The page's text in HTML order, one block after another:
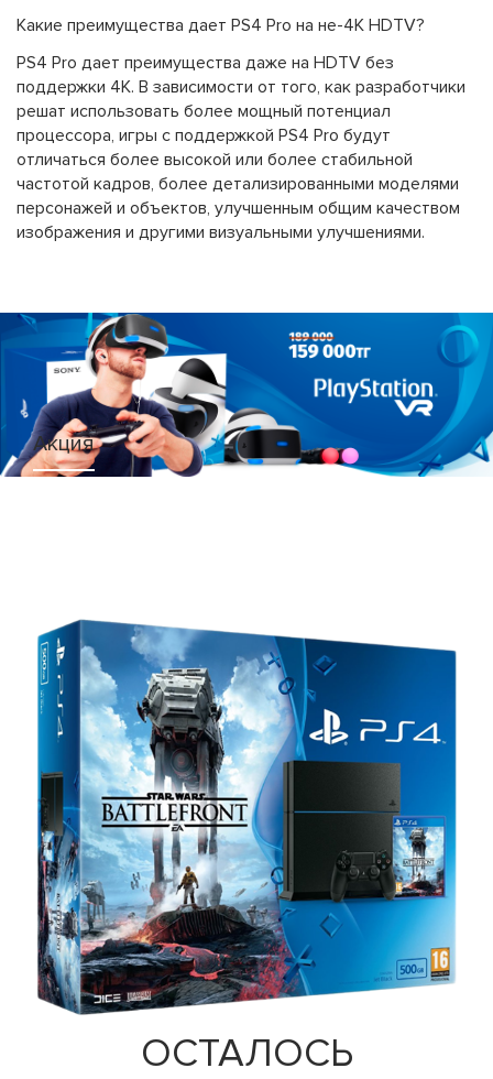
Какие преимущества дает PS4 Pro на не-4K HDTV?
PS4 Pro дает преимущества даже на HDTV без
поддержки 4K. В зависимости от того, как разработчики
решат использовать более мощный потенциал
процессора, игры с поддержкой PS4 Pro будут
отличаться более высокой или более стабильной
частотой кадров, более детализированными моделями
персонажей и объектов, улучшенным общим качеством
изображения и другими визуальными улучшениями.
Акция
ОСТАЛОСЬ